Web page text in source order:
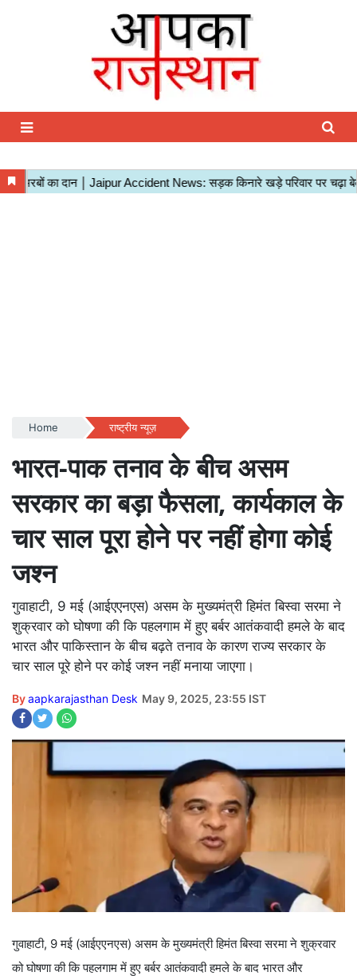
Home राष्ट्रीय न्यूज़
भारत-पाक तनाव के बीच असम
सरकार का बड़ा फैसला, कार्यकाल के
चार साल पूरा होने पर नहीं होगा कोई
जश्न
गुवाहाटी, 9 मई (आईएएनएस) असम के मुख्यमंत्री हिमंत बिस्वा सरमा ने
शुक्रवार को घोषणा की कि पहलगाम में हुए बर्बर आतंकवादी हमले के बाद
भारत और पाकिस्तान के बीच बढ़ते तनाव के कारण राज्य सरकार के
चार साल पूरे होने पर कोई जश्न नहीं मनाया जाएगा।
Byaapkarajasthan Desk May 9, 2025, 23:55 IST
गुवाहाटी, 9 मई (आईएएनएस) असम के मुख्यमंत्री हिमंत बिस्वा सरमा ने शुक्रवार
को घोषणा की कि पहलगाम में हुए बर्बर आतंकवादी हमले के बाद भारत और